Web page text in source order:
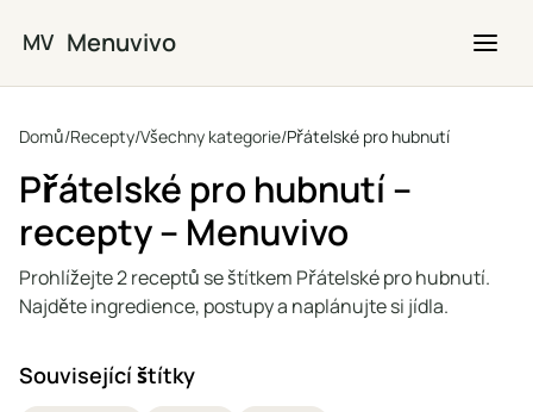
MV Menuvivo
Domů/Recepty/Všechny kategorie/Přátelské pro hubnutí
Přátelské pro hubnutí –
recepty – Menuvivo
Prohlížejte 2 receptů se štítkem Přátelské pro hubnutí.
Najděte ingredience, postupy a naplánujte si jídla.
Související štítky